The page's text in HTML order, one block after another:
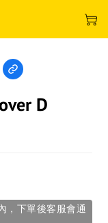
D
，下單後客服會通